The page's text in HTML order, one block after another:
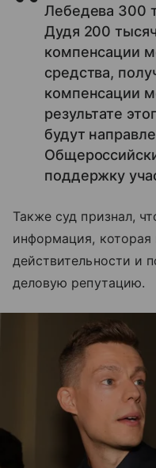
Лебедева 300
Дудя 200
компенсации
средства,
компенсации
результате
будут
поддержку
Также суд признал,
информация, которая
действительности и
деловую репутацию.